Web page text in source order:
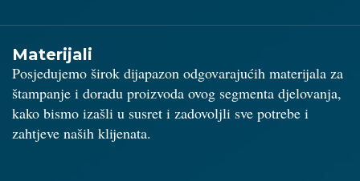
Materijali
Posjedujemo širok dijapazon odgovarajućih materijala za
štampanje i doradu proizvoda ovog segmenta djelovanja,
kako bismo izašli u susret i zadovoljli sve potrebe i
zahtjeve naših klijenata.